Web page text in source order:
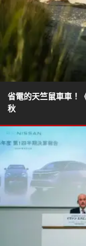
省電的天竺鼠車車！
秋